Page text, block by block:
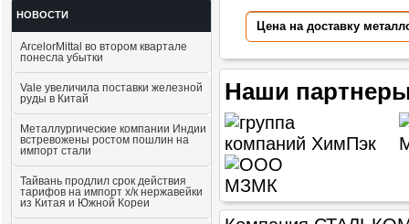
НОВОСТИ
ArcelorMittal во втором квартале
понесла убытки
Vale увеличила поставки железной
руды в Китай
Металлургические компании Индии
встревожены ростом пошлин на
импорт стали
Тайвань продлил срок действия
тарифов на импорт х/к нержавейки
из Китая и Южной Кореи
Цена на доставку
Наши